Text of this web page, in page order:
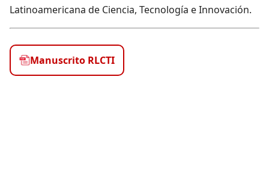
Latinoamericana de Ciencia, Tecnología e Innovación.
Manuscrito RLCTI